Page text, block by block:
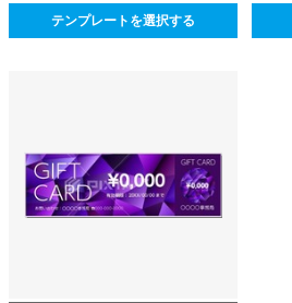
テンプレートを選択する